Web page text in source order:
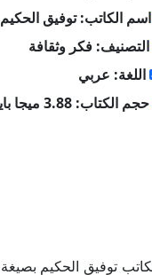
اسم الكاتب: توفيق الحكيم
التصنيف: فكر وثقافة
اللغة: عربي
حجم الكتاب: 3.88 ميجا بايت